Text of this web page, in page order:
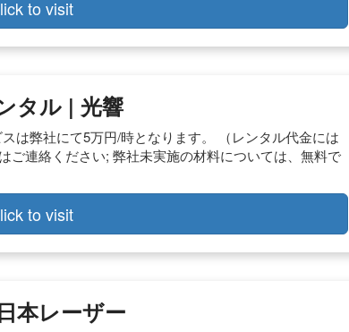
to visit
タル | 光響
は弊社にて5万円/時となります。 （レンタル代金には
ご連絡ください; 弊社未実施の材料については、無料で
to visit
本レーザー